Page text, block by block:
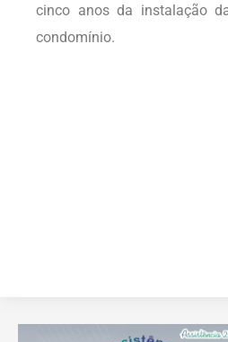
cinco anos da instalação
condomínio.